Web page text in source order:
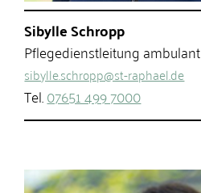
Sibylle Schropp
Pflegedienstleitung ambulant
sibylle.schropp@st-raphael.de
Tel.07651 499 7000